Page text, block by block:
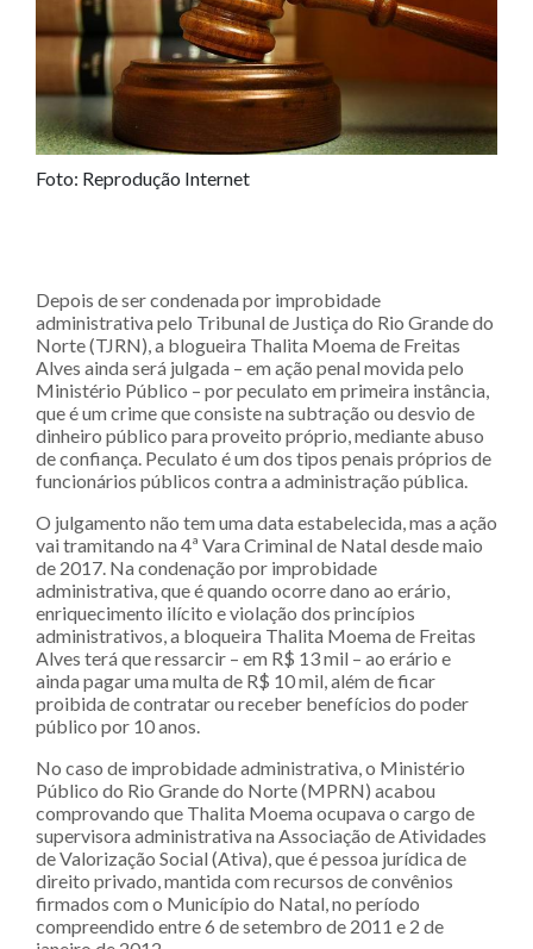
Foto: Reprodução Internet
Depois de ser condenada por improbidade
administrativa pelo Tribunal de Justiça do Rio Grande do
Norte (TJRN), a blogueira Thalita Moema de Freitas
Alves ainda será julgada – em ação penal movida pelo
Ministério Público – por peculato em primeira instância,
que é um crime que consiste na subtração ou desvio de
dinheiro público para proveito próprio, mediante abuso
de confiança. Peculato é um dos tipos penais próprios de
funcionários públicos contra a administração pública.
O julgamento não tem uma data estabelecida, mas a ação
vai tramitando na 4ª Vara Criminal de Natal desde maio
de 2017. Na condenação por improbidade
administrativa, que é quando ocorre dano ao erário,
enriquecimento ilícito e violação dos princípios
administrativos, a bloqueira Thalita Moema de Freitas
Alves terá que ressarcir – em R$ 13 mil – ao erário e
ainda pagar uma multa de R$ 10 mil, além de ficar
proibida de contratar ou receber benefícios do poder
público por 10 anos.
No caso de improbidade administrativa, o Ministério
Público do Rio Grande do Norte (MPRN) acabou
comprovando que Thalita Moema ocupava o cargo de
supervisora administrativa na Associação de Atividades
de Valorização Social (Ativa), que é pessoa jurídica de
direito privado, mantida com recursos de convênios
firmados com o Município do Natal, no período
compreendido entre 6 de setembro de 2011 e 2 de